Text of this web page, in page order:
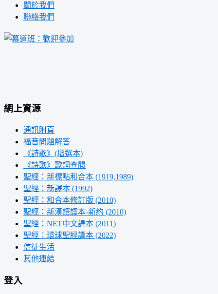
關於我們
聯絡我們
網上資源
通訊附頁
福音問題解答
《詩歌》(增選本)
《詩歌》歌詞查閱
聖經：新標點和合本 (1919,1989)
聖經：新譯本 (1992)
聖經：和合本修訂版 (2010)
聖經：新漢語譯本-新約 (2010)
聖經：NET中文譯本 (2011)
聖經：環球聖經譯本 (2022)
信徒生活
其他連結
登入